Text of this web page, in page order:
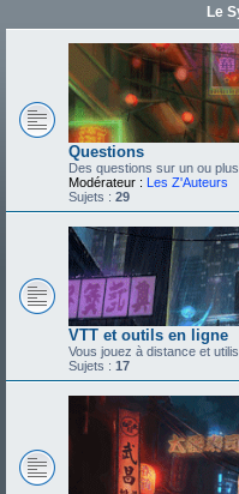
Le
Questions
Des questions sur un ou
Modérateur : Les Z'Auteurs
Sujets : 29
VTT et outils en ligne
Vous jouez à distance et
Sujets : 17